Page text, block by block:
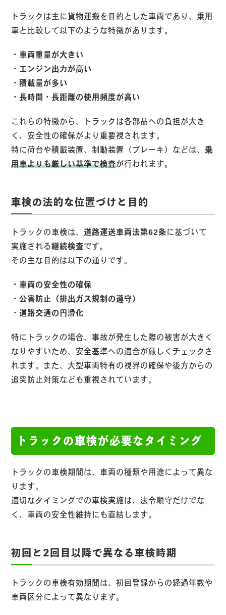
トラックは主に貨物運搬を目的とした車両であり、乗用
車と比較して以下のような特徴があります。
・車両重量が大きい
・エンジン出力が高い
・積載量が多い
・長時間・長距離の使用頻度が高い
これらの特徴から、トラックは各部品への負担が大き
く、安全性の確保がより重要視されます。
特に荷台や積載装置、制動装置（ブレーキ）などは、乗
用車よりも厳しい基準で検査が行われます。
車検の法的な位置づけと目的
トラックの車検は、道路運送車両法第62条に基づいて
実施される継続検査です。
その主な目的は以下の通りです。
・車両の安全性の確保
・公害防止（排出ガス規制の遵守）
・道路交通の円滑化
特にトラックの場合、事故が発生した際の被害が大きく
なりやすいため、安全基準への適合が厳しくチェックさ
れます。また、大型車両特有の視界の確保や後方からの
追突防止対策なども重視されています。
トラックの車検が必要なタイミング
トラックの車検期間は、車両の種類や用途によって異な
ります。
適切なタイミングでの車検実施は、法令順守だけでな
く、車両の安全性維持にも直結します。
初回と2回目以降で異なる車検時期
トラックの車検有効期間は、初回登録からの経過年数や
車両区分によって異なります。